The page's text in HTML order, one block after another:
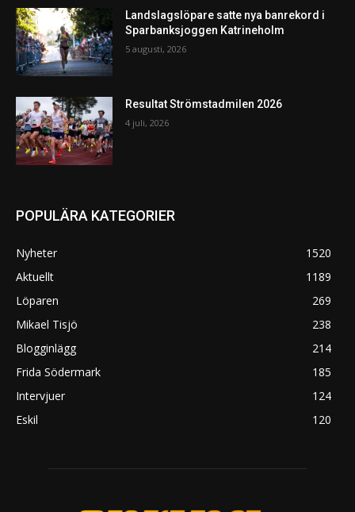
Landslagslöpare satte nya banrekord i
Sparbanksjoggen Katrineholm
5 augusti, 2026
Resultat Strömstadmilen 2026
4 juli, 2026
POPULÄRA KATEGORIER
Nyheter
1520
Aktuellt
1189
Löparen
269
Mikael Tisjö
238
Blogginlägg
214
Frida Södermark
185
Intervjuer
124
Eskil
120